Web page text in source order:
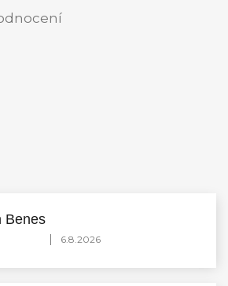
Benes
obchodu je 5 z 5 hvězdiček.
| 6.8.2026